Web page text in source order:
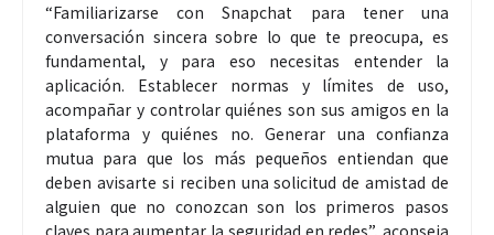
“Familiarizarse con Snapchat para tener una
conversación sincera sobre lo que te preocupa, es
fundamental, y para eso necesitas entender la
aplicación. Establecer normas y límites de uso,
acompañar y controlar quiénes son sus amigos en la
plataforma y quiénes no. Generar una confianza
mutua para que los más pequeños entiendan que
deben avisarte si reciben una solicitud de amistad de
alguien que no conozcan son los primeros pasos